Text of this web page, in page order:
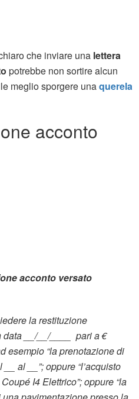
che inviare una lettera
potrebbe non sortire alcun
meglio sporgere unaquerela
acconto
acconto versato
la restituzione
data __/__/____ pari a €
esempio “la prenotazione di
al __”; oppure “l’acquisto
I4 Elettrico”; oppure “la